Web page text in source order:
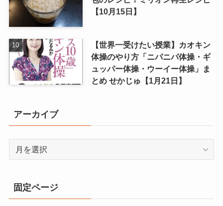
【10月15日】
【世界一受けたい授業】カオキン
体操のやり方「ニパニパ体操・ギ
ュッパー体操・ウーイー体操」ま
とめ せかじゅ【1月21日】
アーカイブ
イ
ブ
固定ページ